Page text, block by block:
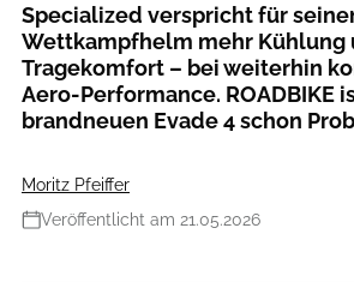
Specialized verspricht für
Wettkampfhelm mehr Kühlung
Tragekomfort – bei weiterhin
Aero-Performance. ROADBIKE
brandneuen Evade 4 schon
Moritz Pfeiffer
Veröffentlicht am 21.05.2026